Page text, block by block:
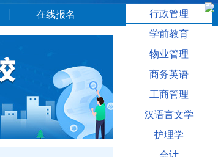
在线报名
行政管理
学前教育
物业管理
商务英语
工商管理
汉语言文学
护理学
会计